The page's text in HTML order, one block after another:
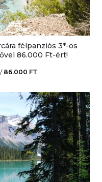
félpanziós 3*-os
86.000 Ft-ért!
/ 86.000 FT